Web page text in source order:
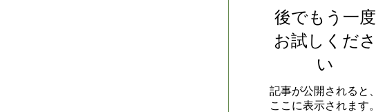
後でもう一度
お試しくださ
い
記事が公開されると、
ここに表示されます。